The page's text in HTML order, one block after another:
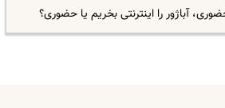
آباژور را اینترنتی بخریم یا حضوری؟